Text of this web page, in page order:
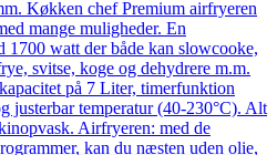
Køkken chef Premium airfryeren
mange muligheder. En
1700 watt der både kan slowcooke,
svitse, koge og dehydrere m.m.
på 7 Liter, timerfunktion
justerbar temperatur (40-230°C). Alt
Airfryeren: med de
kan du næsten uden olie,